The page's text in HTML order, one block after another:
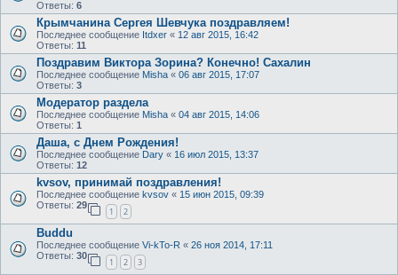
Ответы: 6
Крымчанина Сергея Шевчука поздравляем!
Последнее сообщение Itdxer « 12 авг 2015, 16:42
Ответы: 11
Поздравим Виктора Зорина? Конечно! Сахалин
Последнее сообщение Misha « 06 авг 2015, 17:07
Ответы: 3
Модератор раздела
Последнее сообщение Misha « 04 авг 2015, 14:06
Ответы: 1
Даша, с Днем Рождения!
Последнее сообщение Dary « 16 июл 2015, 13:37
Ответы: 12
kvsov, принимай поздравления!
Последнее сообщение kvsov « 15 июн 2015, 09:39
Ответы: 29
1 2
Buddu
Последнее сообщение Vi-kTo-R « 26 ноя 2014, 17:11
Ответы: 30
1 2 3